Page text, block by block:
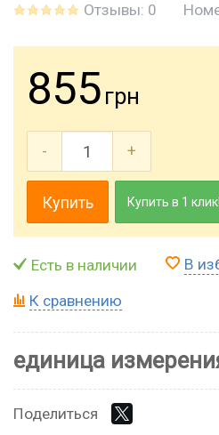
Отзывы: 0
855 грн
- +
Купить Купить в 1 клик!
Есть в наличии В
К сравнению
единица
Поделиться